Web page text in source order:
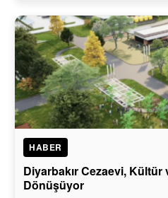
HABER
Diyarbakır Cezaevi, Kültür
Dönüşüyor